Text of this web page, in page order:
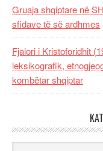
Gruaja shqiptare në
sfidave të së ardhmes
Fjalori i Kristoforidhit
leksikografik,
kombëtar shqiptar